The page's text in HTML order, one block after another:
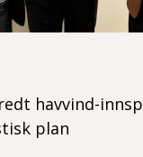
havvind-
plan